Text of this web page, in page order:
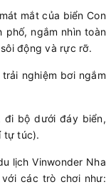
mắt của biển Con
phố, ngắm nhìn toàn
động và rực rỡ.
nghiệm bơi ngắm
đi bộ dưới đáy biển,
tự túc).
lịch Vinwonder Nha
các trò chơi như: